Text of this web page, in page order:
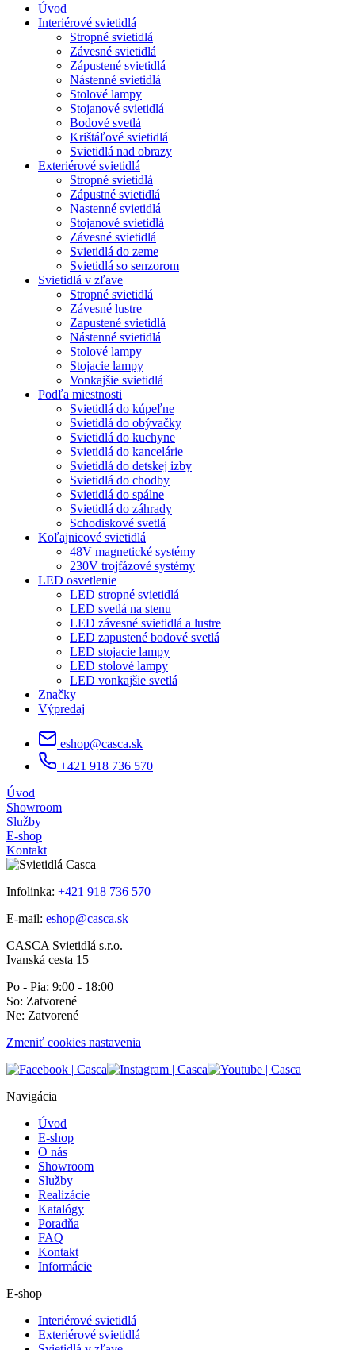
Úvod
Interiérové svietidlá
Stropné svietidlá
Závesné svietidlá
Zápustené svietidlá
Nástenné svietidlá
Stolové lampy
Stojanové svietidlá
Bodové svetlá
Krištáľové svietidlá
Svietidlá nad obrazy
Exteriérové svietidlá
Stropné svietidlá
Zápustné svietidlá
Nastenné svietidlá
Stojanové svietidlá
Závesné svietidlá
Svietidlá do zeme
Svietidlá so senzorom
Svietidlá v zľave
Stropné svietidlá
Závesné lustre
Zapustené svietidlá
Nástenné svietidlá
Stolové lampy
Stojacie lampy
Vonkajšie svietidlá
Podľa miestnosti
Svietidlá do kúpeľne
Svietidlá do obývačky
Svietidlá do kuchyne
Svietidlá do kancelárie
Svietidlá do detskej izby
Svietidlá do chodby
Svietidlá do spálne
Svietidlá do záhrady
Schodiskové svetlá
Koľajnicové svietidlá
48V magnetické systémy
230V trojfázové systémy
LED osvetlenie
LED stropné svietidlá
LED svetlá na stenu
LED závesné svietidlá a lustre
LED zapustené bodové svetlá
LED stojacie lampy
LED stolové lampy
LED vonkajšie svetlá
Značky
Výpredaj
eshop@casca.sk
+421 918 736 570
Úvod
Showroom
Služby
E-shop
Kontakt
Infolinka: +421 918 736 570
E-mail: eshop@casca.sk
CASCA Svietidlá s.r.o.
Ivanská cesta 15
Po - Pia: 9:00 - 18:00
So: Zatvorené
Ne: Zatvorené
Zmeniť cookies nastavenia
Navigácia
Úvod
E-shop
O nás
Showroom
Služby
Realizácie
Katalógy
Poradňa
FAQ
Kontakt
Informácie
E-shop
Interiérové svietidlá
Exteriérové svietidlá